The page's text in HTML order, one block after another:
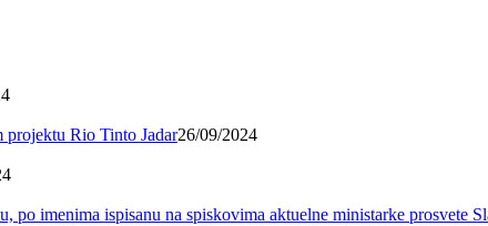
projektu Rio Tinto Jadar26/09/2024
po imenima ispisanu na spiskovima aktuelne ministarke prosvete